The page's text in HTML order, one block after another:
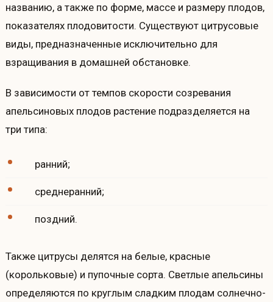
названию, а также по форме, массе и размеру плодов,
показателях плодовитости. Существуют цитрусовые
виды, предназначенные исключительно для
взращивания в домашней обстановке.
В зависимости от темпов скорости созревания
апельсиновых плодов растение подразделяется на
три типа:
ранний;
среднеранний;
поздний.
Также цитрусы делятся на белые, красные
(корольковые) и пупочные сорта. Светлые апельсины
определяются по круглым сладким плодам солнечно-